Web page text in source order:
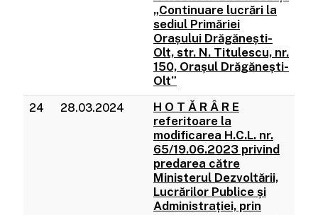
„Continuare lucrări la
sediul Primăriei
Orașului Drăgănești-
Olt, str. N. Titulescu, nr.
150, Orașul Drăgănești-
Olt”
24 28.03.2024
H O T Ă R Â R E
referitoare la
modificarea H.C.L. nr.
65/19.06.2023 privind
predarea către
Ministerul Dezvoltării,
Lucrărilor Publice și
Administrației, prin